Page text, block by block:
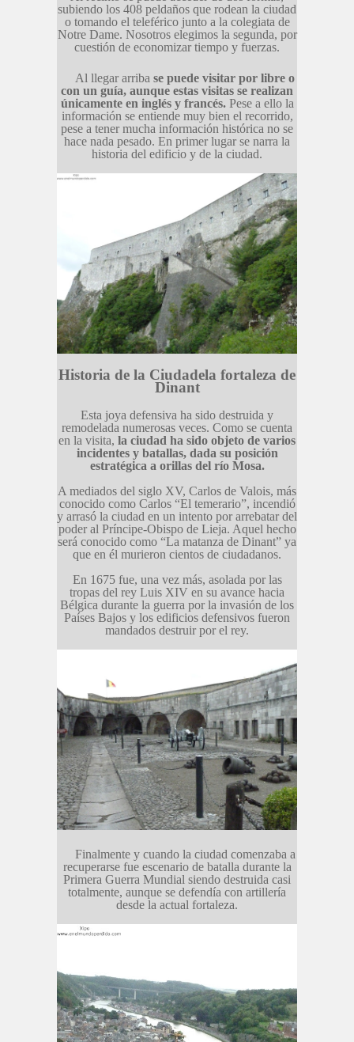
subiendo los 408 peldaños que rodean la ciudad
o tomando el teleférico junto a la colegiata de
Notre Dame. Nosotros elegimos la segunda, por
cuestión de economizar tiempo y fuerzas.
Al llegar arriba se puede visitar por libre o
con un guía, aunque estas visitas se realizan
únicamente en inglés y francés.Pese a ello la
información se entiende muy bien el recorrido,
pese a tener mucha información histórica no se
hace nada pesado. En primer lugar se narra la
historia del edificio y de la ciudad.
Historia de la Ciudadela fortaleza de
Dinant
Esta joya defensiva ha sido destruida y
remodelada numerosas veces. Como se cuenta
en la visita, la ciudad ha sido objeto de varios
incidentes y batallas, dada su posición
estratégica a orillas del río Mosa.
A mediados del siglo XV, Carlos de Valois, más
conocido como Carlos “El temerario”, incendió
y arrasó la ciudad en un intento por arrebatar del
poder al Príncipe-Obispo de Lieja. Aquel hecho
será conocido como “La matanza de Dinant” ya
que en él murieron cientos de ciudadanos.
En 1675 fue, una vez más, asolada por las
tropas del rey Luis XIV en su avance hacia
Bélgica durante la guerra por la invasión de los
Países Bajos y los edificios defensivos fueron
mandados destruir por el rey.
Finalmente y cuando la ciudad comenzaba a
recuperarse fue escenario de batalla durante la
Primera Guerra Mundial siendo destruida casi
totalmente, aunque se defendía con artillería
desde la actual fortaleza.